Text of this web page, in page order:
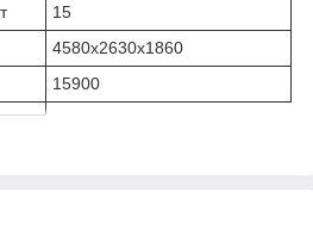
15
4580х2630х1860
15900